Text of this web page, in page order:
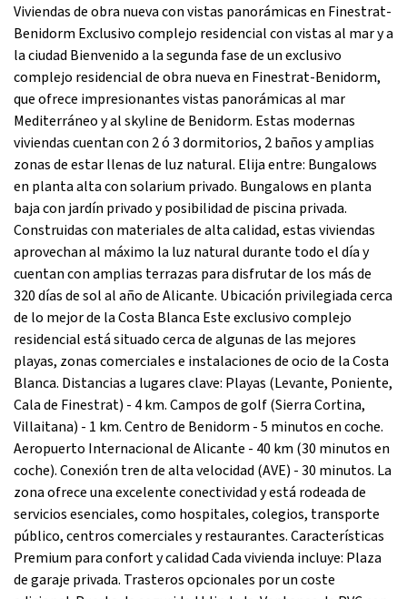
Viviendas de obra nueva con vistas panorámicas en Finestrat-
Benidorm Exclusivo complejo residencial con vistas al mar y a
la ciudad Bienvenido a la segunda fase de un exclusivo
complejo residencial de obra nueva en Finestrat-Benidorm,
que ofrece impresionantes vistas panorámicas al mar
Mediterráneo y al skyline de Benidorm. Estas modernas
viviendas cuentan con 2 ó 3 dormitorios, 2 baños y amplias
zonas de estar llenas de luz natural. Elija entre: Bungalows
en planta alta con solarium privado. Bungalows en planta
baja con jardín privado y posibilidad de piscina privada.
Construidas con materiales de alta calidad, estas viviendas
aprovechan al máximo la luz natural durante todo el día y
cuentan con amplias terrazas para disfrutar de los más de
320 días de sol al año de Alicante. Ubicación privilegiada cerca
de lo mejor de la Costa Blanca Este exclusivo complejo
residencial está situado cerca de algunas de las mejores
playas, zonas comerciales e instalaciones de ocio de la Costa
Blanca. Distancias a lugares clave: Playas (Levante, Poniente,
Cala de Finestrat) - 4 km. Campos de golf (Sierra Cortina,
Villaitana) - 1 km. Centro de Benidorm - 5 minutos en coche.
Aeropuerto Internacional de Alicante - 40 km (30 minutos en
coche). Conexión tren de alta velocidad (AVE) - 30 minutos. La
zona ofrece una excelente conectividad y está rodeada de
servicios esenciales, como hospitales, colegios, transporte
público, centros comerciales y restaurantes. Características
Premium para confort y calidad Cada vivienda incluye: Plaza
de garaje privada. Trasteros opcionales por un coste